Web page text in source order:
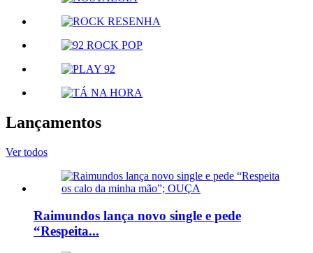
Lançamentos
Ver todos
Raimundos lança novo single e pede
“Respeita...